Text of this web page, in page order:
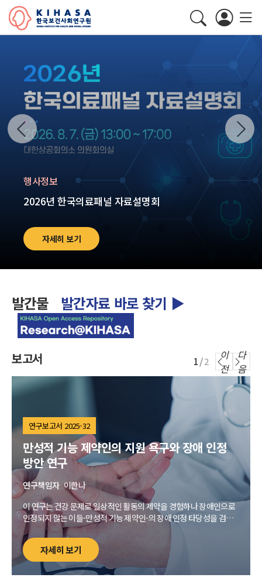
행사정보
2026년 한국의료패널 자료설명회
자세히 보기
발간물 발간자료 바로 찾기 ▶
보고서 1/2
이
전
다
음
연구보고서 2025-32
만성적 기능 제약인의 지원 욕구와 장애 인정
방안 연구
연구책임자 이한나
이 연구는 건강 문제로 일상적인 활동의 제약을 경험하나 장애인으로
인정되지 않는 이들-만성적 기능 제약인-의 장애 인정 타당성을 검토
하고 제도적 지원 방안을 모색하는 데에 목적이 있다. 이를 위해 기능
의 제약과 제도적 사각지대를 대표할 수 있는 질환으로 수포성 표피 박
리증, PIK3CA 연관 과성장 증후군(PROS), 뇌종양, HIV/AIDS, 크론병
을 귀납적 방법으로 도출하고, 해당 질환을 경험하는 참여자에 대한 개
별 심층 인터뷰를 진행하였다. 연구 결과를 바탕으로 만성적 기능 제약
자세히 보기